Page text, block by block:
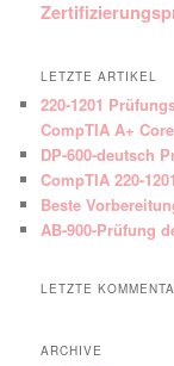
LETZTE ARTIKEL
220-1201
CompTIA A+
DP-600-deutsch
CompTIA 220-
Beste
AB-900-Prüfung
LETZTE
ARCHIVE